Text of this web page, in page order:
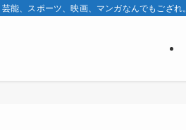
能、スポーツ、映画、マンガなんでもござれ。